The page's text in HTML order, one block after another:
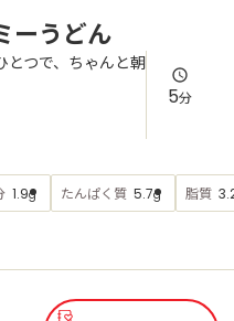
ーうどん
とつで、ちゃんと朝
5分
1.9g たんぱく質 5.7g 脂質